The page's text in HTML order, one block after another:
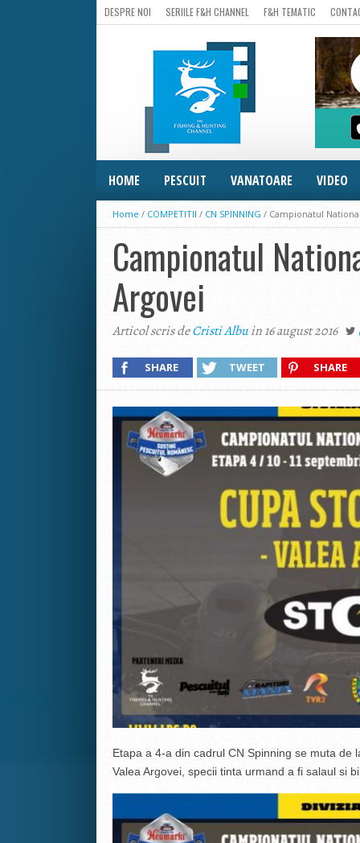
DESPRE NOI SERIILE F&H CHANNEL F&H TEMATIC
HOME PESCUIT VANATOARE VIDEO
Home / COMPETITII / CN SPINNING / Campionatul
Campionatul
Argovei
Articol scris deCristi Albuin 16 august 2016
SHARE TWEET SHARE
Etapa a 4-a din cadrul CN Spinning se muta
Valea Argovei, specii tinta urmand a fi salaul si